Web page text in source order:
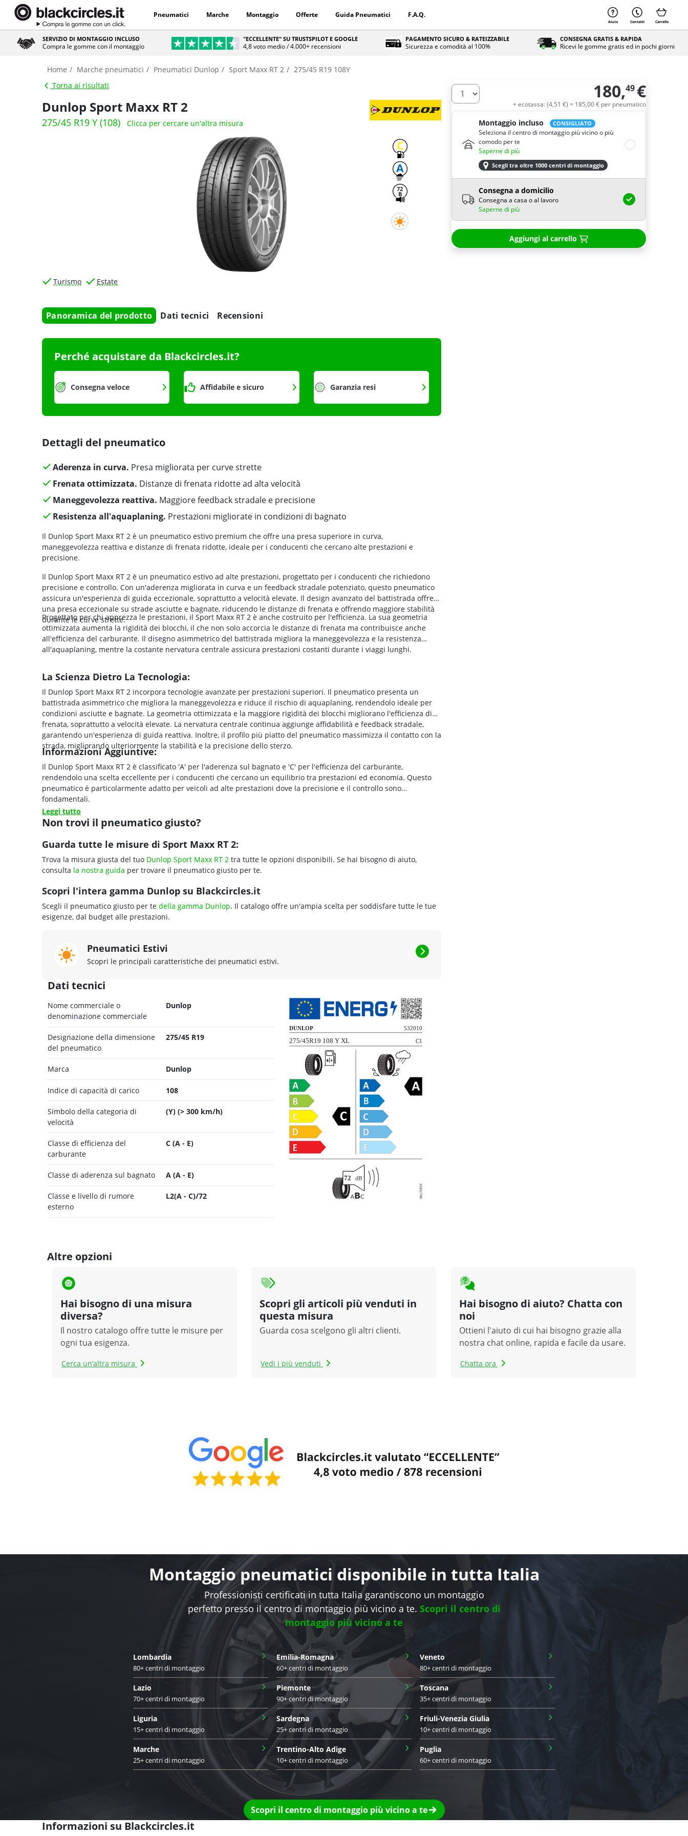
Pneumatici Marche Montaggio Offerte Guida Pneumatici F.A.Q.
Aiuto Contatti Carrello
SERVIZIO DI MONTAGGIO INCLUSO
Compra le gomme con il montaggio
"ECCELLENTE" SU TRUSTSPILOT E GOOGLE
4,8 voto medio / 4.000+ recensioni
PAGAMENTO SICURO & RATEIZZABILE
Sicurezza e comodità al 100%
CONSEGNA GRATIS & RAPIDA
Ricevi le gomme gratis ed in pochi giorni
Home Marche pneumatici Pneumatici Dunlop Sport Maxx RT 2
275/45 R19 108Y
Torna ai risultati
Dunlop Sport Maxx RT 2
275/45 R19 Y (108) Clicca per cercare un'altra misura
C
A
72
B
Turismo Estate
Panoramica del prodotto Dati tecnici Recensioni
Perché acquistare da Blackcircles.it?
Consegna veloce Affidabile e sicuro Garanzia resi
Dettagli del pneumatico
Aderenza in curva. Presa migliorata per curve strette
Frenata ottimizzata. Distanze di frenata ridotte ad alta velocità
Maneggevolezza reattiva. Maggiore feedback stradale e precisione
Resistenza all'aquaplaning. Prestazioni migliorate in condizioni di bagnato
Il Dunlop Sport Maxx RT 2 è un pneumatico estivo premium che offre una presa superiore in curva,
maneggevolezza reattiva e distanze di frenata ridotte, ideale per i conducenti che cercano alte prestazioni e
precisione.
Il Dunlop Sport Maxx RT 2 è un pneumatico estivo ad alte prestazioni, progettato per i conducenti che richiedono
precisione e controllo. Con un'aderenza migliorata in curva e un feedback stradale potenziato, questo pneumatico
assicura un'esperienza di guida eccezionale, soprattutto a velocità elevate. Il design avanzato del battistrada offre
una presa eccezionale su strade asciutte e bagnate, riducendo le distanze di frenata e offrendo maggiore stabilità
durante le curve strette.
Progettato per chi apprezza le prestazioni, il Sport Maxx RT 2 è anche costruito per l'efficienza. La sua geometria
ottimizzata aumenta la rigidità dei blocchi, il che non solo accorcia le distanze di frenata ma contribuisce anche
all'efficienza del carburante. Il disegno asimmetrico del battistrada migliora la maneggevolezza e la resistenza
all'aquaplaning, mentre la costante nervatura centrale assicura prestazioni costanti durante i viaggi lunghi.
La Scienza Dietro La Tecnologia:
Il Dunlop Sport Maxx RT 2 incorpora tecnologie avanzate per prestazioni superiori. Il pneumatico presenta un
battistrada asimmetrico che migliora la maneggevolezza e riduce il rischio di aquaplaning, rendendolo ideale per
condizioni asciutte e bagnate. La geometria ottimizzata e la maggiore rigidità dei blocchi migliorano l'efficienza di
frenata, soprattutto a velocità elevate. La nervatura centrale continua aggiunge affidabilità e feedback stradale,
garantendo un'esperienza di guida reattiva. Inoltre, il profilo più piatto del pneumatico massimizza il contatto con la
strada, migliorando ulteriormente la stabilità e la precisione dello sterzo.
Informazioni Aggiuntive:
Il Dunlop Sport Maxx RT 2 è classificato 'A' per l'aderenza sul bagnato e 'C' per l'efficienza del carburante,
rendendolo una scelta eccellente per i conducenti che cercano un equilibrio tra prestazioni ed economia. Questo
pneumatico è particolarmente adatto per veicoli ad alte prestazioni dove la precisione e il controllo sono
fondamentali.
Leggi tutto
Non trovi il pneumatico giusto?
Guarda tutte le misure di Sport Maxx RT 2:
Trova la misura giusta del tuo Dunlop Sport Maxx RT 2 tra tutte le opzioni disponibili. Se hai bisogno di aiuto,
consulta la nostra guida per trovare il pneumatico giusto per te.
Scopri l'intera gamma Dunlop su Blackcircles.it
Scegli il pneumatico giusto per te della gamma Dunlop. Il catalogo offre un'ampia scelta per soddisfare tutte le tue
esigenze, dal budget alle prestazioni.
Pneumatici Estivi
Scopri le principali caratteristiche dei pneumatici estivi.
Dati tecnici
Nome commerciale o
denominazione commerciale
Dunlop
Designazione della dimensione
del pneumatico
275/45 R19
Marca Dunlop
Indice di capacità di carico 108
Simbolo della categoria di
velocità
(Y) (> 300 km/h)
Classe di efficienza del
carburante
C (A - E)
Classe di aderenza sul bagnato A (A - E)
Classe e livello di rumore
esterno
L2(A - C)/72
Quantità 180,49 €
+ ecotassa: (4,51 €) = 185,00€ per pneumatico
Montaggio incluso CONSIGLIATO
Seleziona il centro di montaggio più vicino o più
comodo per te
Saperne di più
Scegli tra oltre 1000 centri di montaggio
Consegna a domicilio
Consegna a casa o al lavoro
Saperne di più
Aggiungi al carrello
Altre opzioni
Hai bisogno di una misura
diversa?
Il nostro catalogo offre tutte le misure per
ogni tua esigenza.
Cerca un’altra misura
Scopri gli articoli più venduti in
questa misura
Guarda cosa scelgono gli altri clienti.
Vedi i più venduti
Hai bisogno di aiuto? Chatta con
noi
Ottieni l'aiuto di cui hai bisogno grazie alla
nostra chat online, rapida e facile da usare.
Chatta ora
Montaggio pneumatici disponibile in tutta Italia
Professionisti certificati in tutta Italia garantiscono un montaggio
perfetto presso il centro di montaggio più vicino a te. Scopri il centro di
montaggio più vicino a te
Lombardia
80+ centri di montaggio
› Emilia-Romagna
60+ centri di montaggio
› Veneto
80+ centri di montaggio
›
Lazio
70+ centri di montaggio
› Piemonte
90+ centri di montaggio
› Toscana
35+ centri di montaggio
›
Liguria
15+ centri di montaggio
› Sardegna
25+ centri di montaggio
› Friuli-Venezia Giulia
10+ centri di montaggio
›
Marche
25+ centri di montaggio
› Trentino-Alto Adige
10+ centri di montaggio
› Puglia
60+ centri di montaggio
›
Scopri il centro di montaggio più vicino a te
Informazioni su Blackcircles.it